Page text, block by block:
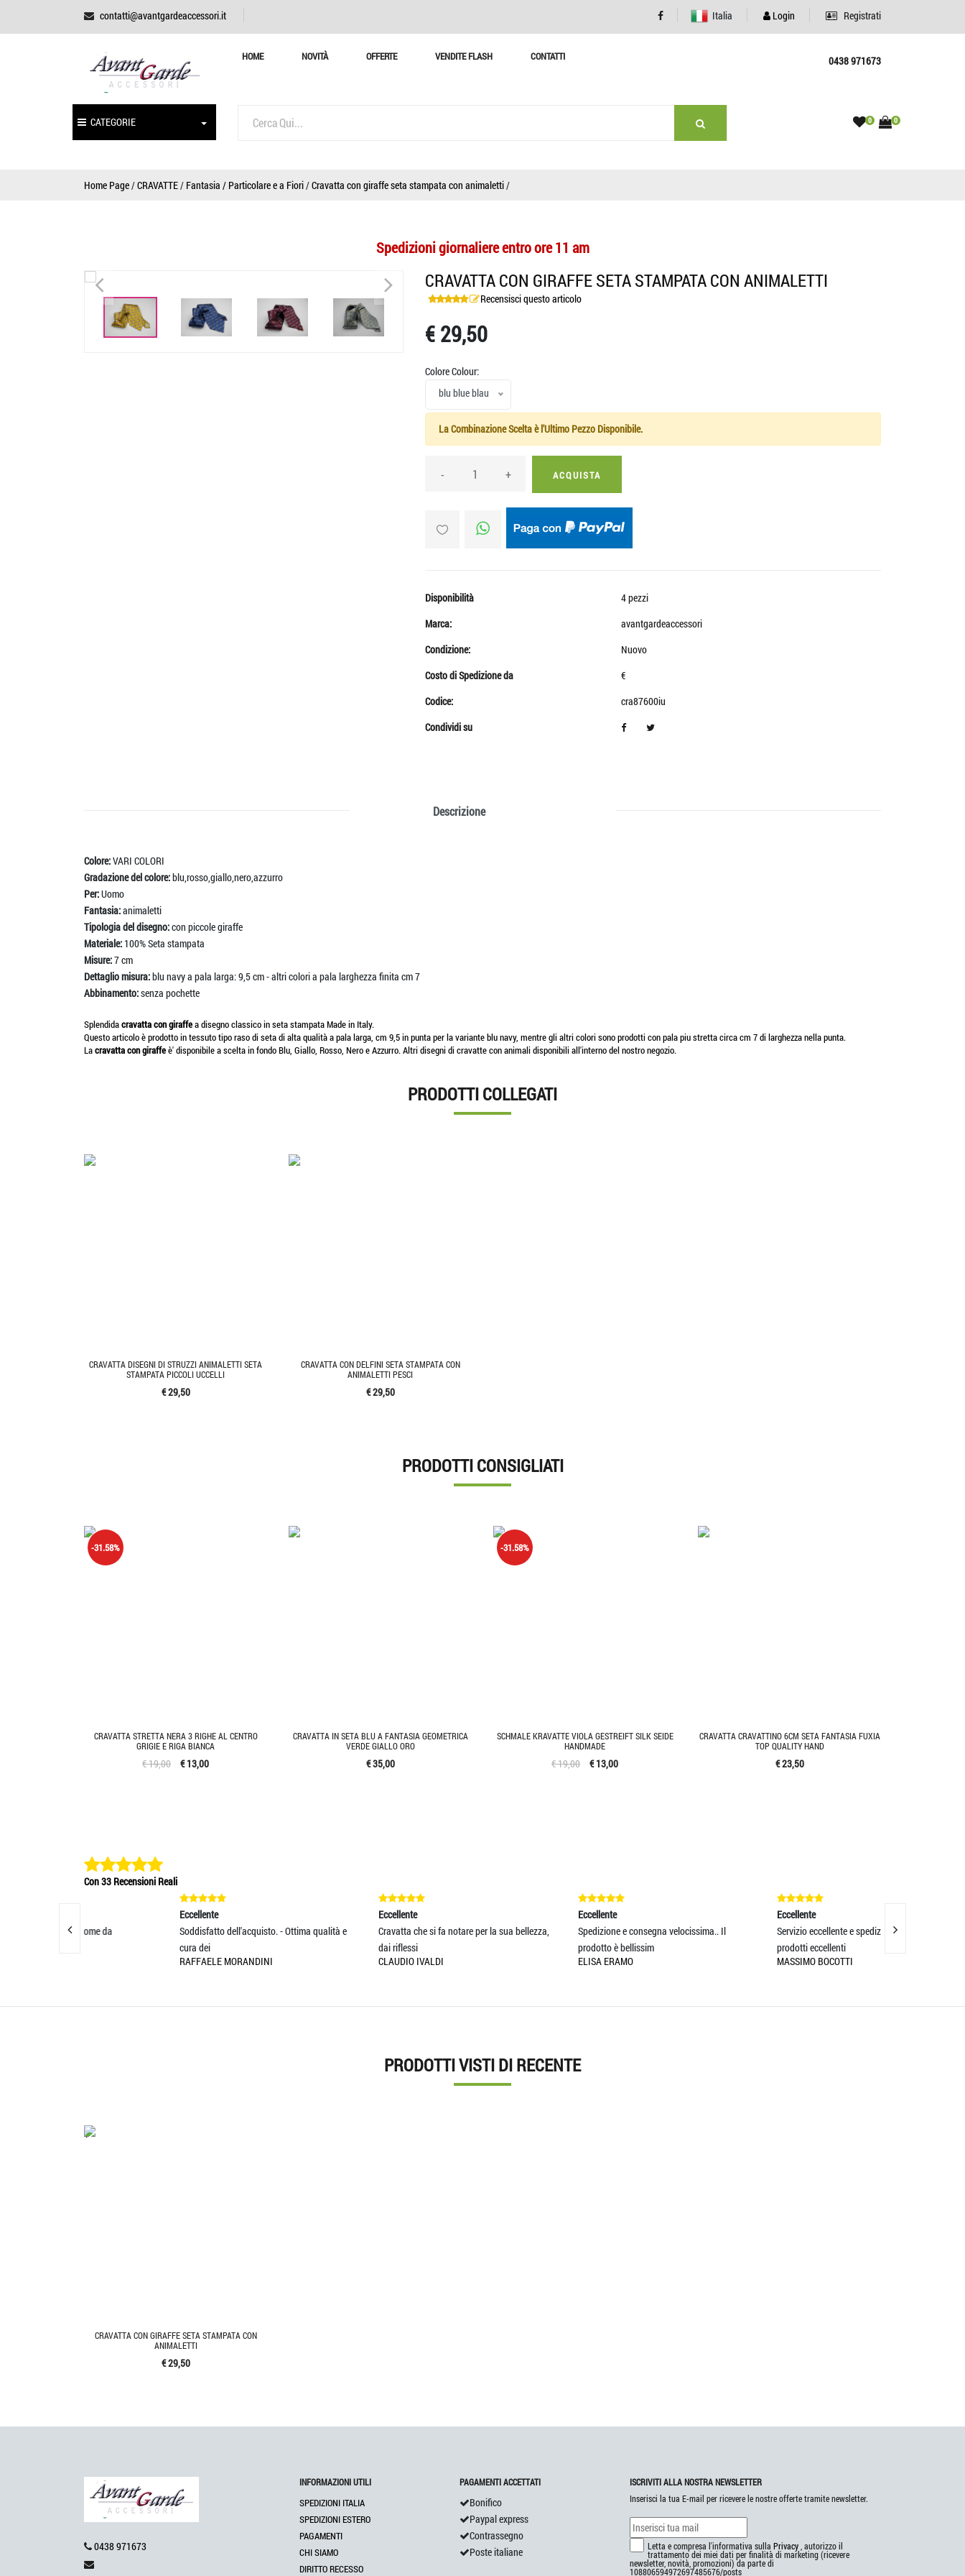
contatti@avantgardeaccessori.it Italia Login Registrati
HOME NOVITÀ OFFERTE VENDITE FLASH CONTATTI 0438 971673
CATEGORIE 0 0
Home Page/CRAVATTE/ Fantasia / Particolare e a Fiori/Cravatta con giraffe seta stampata con animaletti/
Spedizioni giornaliere entro ore 11 am
< > CRAVATTA CON GIRAFFE SETA STAMPATA CON ANIMALETTI
Recensisci questo articolo
€ 29,50
Colore Colour:
blu blue blau
La Combinazione Scelta è l'Ultimo Pezzo Disponibile.
- + ACQUISTA
Disponibilità
4 pezzi
Marca:
avantgardeaccessori
Condizione:
Nuovo
Costo di Spedizione da
€
Codice:
cra87600iu
Condividi su
Descrizione
Colore:VARI COLORI
Gradazione del colore:blu,rosso,giallo,nero,azzurro
Per:Uomo
Fantasia:animaletti
Tipologia del disegno:con piccole giraffe
Materiale: 100% Seta stampata
Misure:7 cm
Dettaglio misura:blu navy a pala larga: 9,5 cm - altri colori a pala larghezza finita cm 7
Abbinamento:senza pochette
Splendidacravatta con giraffea disegno classico in seta stampata Made in Italy.
Questo articolo è prodotto in tessuto tipo raso di seta di alta qualità a pala larga, cm 9,5 in punta per la variante blu navy, mentre gli altri colori sono prodotti con pala piu stretta circa cm 7 di larghezza nella punta.
Lacravatta con giraffeè' disponibile a scelta in fondo Blu, Giallo, Rosso, Nero e Azzurro. Altri disegni di cravatte con animali disponibili all'interno del nostro negozio.
PRODOTTI COLLEGATI
CRAVATTA DISEGNI DI STRUZZI ANIMALETTI SETA
STAMPATA PICCOLI UCCELLI
€ 29,50
CRAVATTA CON DELFINI SETA STAMPATA CON
ANIMALETTI PESCI
€ 29,50
PRODOTTI CONSIGLIATI
CRAVATTA STRETTA NERA 3 RIGHE AL CENTRO
GRIGIE E RIGA BIANCA
-31.58%
€ 19,00 € 13,00
CRAVATTA IN SETA BLU A FANTASIA GEOMETRICA
VERDE GIALLO ORO
€ 35,00
SCHMALE KRAVATTE VIOLA GESTREIFT SILK SEIDE
HANDMADE
-31.58%
€ 19,00 € 13,00
CRAVATTA CRAVATTINO 6CM SETA FANTASIA FUXIA
TOP QUALITY HAND
€ 23,50
Con 33 Recensioni Reali
Soddisfatto dell'acquisto. - Ottima qualità e
RAFFAELE MORANDINI
Cravatta che si fa notare per la sua bellezza,
Spedizione e consegna velocissima.. Il
Servizio eccellente e spedizione rapida,
velocità, cortesia
PRODOTTI VISTI DI RECENTE
'.'
CRAVATTA CON GIRAFFE SETA STAMPATA CON
ANIMALETTI
€ 29,50
0438 971673
INFORMAZIONI UTILI
SPEDIZIONI ITALIA
SPEDIZIONI ESTERO
PAGAMENTI
CHI SIAMO
DIRITTO RECESSO
PAGAMENTI ACCETTATI
Bonifico
Paypal express
Contrassegno
Poste italiane
ISCRIVITI ALLA NOSTRA NEWSLETTER
Inserisci la tua E-mail per ricevere le nostre offerte tramite newsletter.
Letta e compresa l'informativa sulla Privacy , autorizzo il
trattamento dei miei dati per finalità di marketing (ricevere
newsletter, novità, promozioni) da parte di
108806594972697485676/posts